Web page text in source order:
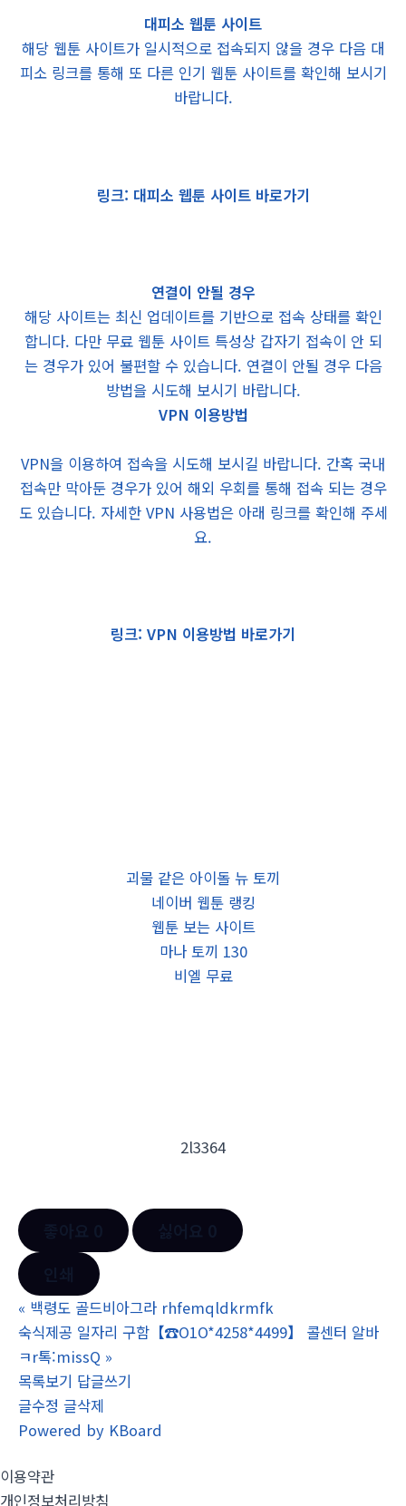
대피소 웹툰 사이트
해당 웹툰 사이트가 일시적으로 접속되지 않을 경우 다음 대
피소 링크를 통해 또 다른 인기 웹툰 사이트를 확인해 보시기
바랍니다.
링크: 대피소 웹툰 사이트 바로가기
연결이 안될 경우
해당 사이트는 최신 업데이트를 기반으로 접속 상태를 확인
합니다. 다만 무료 웹툰 사이트 특성상 갑자기 접속이 안 되
는 경우가 있어 불편할 수 있습니다. 연결이 안될 경우 다음
방법을 시도해 보시기 바랍니다.
VPN 이용방법
VPN을 이용하여 접속을 시도해 보시길 바랍니다. 간혹 국내
접속만 막아둔 경우가 있어 해외 우회를 통해 접속 되는 경우
도 있습니다. 자세한 VPN 사용법은 아래 링크를 확인해 주세
요.
링크: VPN 이용방법 바로가기
괴물 같은 아이돌 뉴 토끼
네이버 웹툰 랭킹
웹툰 보는 사이트
마나 토끼 130
비엘 무료
2l3364
« 백령도 골드비아그라 rhfemqldkrmfk
숙식제공 일자리 구함【☎O1O*4258*4499】 콜센터 알바
ㅋr톡:missQ »
목록보기 답글쓰기
글수정 글삭제
Powered by KBoard
이용약관
개인정보처리방침